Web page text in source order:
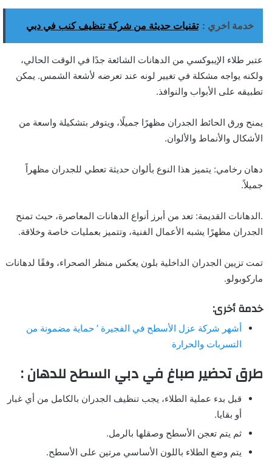
خدمة اخري : تقنيات حديثة من شركة تنظيف كنب في دبي
عتبر طلاء الإيبوكسي من الدهانات الشائعة جدًا في الوقت الحالي،
ولكنه يواجه مشكلة في تغيير لونه عند تعرضه لأشعة الشمس. يمكن
تطبيقه على الأبواب والنوافذ.
يمنح ورق الحائط الجدران مظهرًا جميلًا، ويتوفر بتشكيلة واسعة من
الأشكال والأنماط والألوان.
دهان رخامي: يتميز هذا النوع بألوان حديثة تعطي للجدران مظهراً
جميلاً.
.الدهانات القديمة: تعد من أبرز أنواع الدهانات المعاصرة، حيث تمنح
الجدران مظهرًا يشبه الأعمال الفنية، وتتميز بعمليات خاصة وخلاقة.
تمت تزيين الجدران الداخلية بلون يعكس منظر الصحراء، وفقًا لدهانات
ماركوبولو.
خدمة أخرى:
أشهر شركة عزل الأسطح في الفجيرة ’ حماية مضمونة من
التسربات والحرارة
طرق تحضير صباغ في دبي السطح للدهان :
قبل بدء عملية الطلاء، يجب تنظيف الجدران بالكامل من أي غبار
أو بقايا.
ثم يتم تعجن الأسطح وصقلها بالرمل.
يتم وضع الطلاء باللون الأساسي مرتين على الأسطح.